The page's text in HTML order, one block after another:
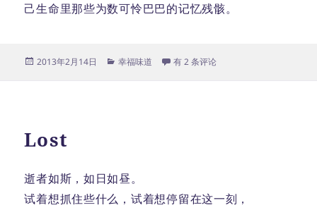
己生命里那些为数可怜巴巴的记忆残骸。
发
2013年2月14日
分
幸福味道 情人劫
有 2 条评论
Lost
逝者如斯，如日如昼。
试着想抓住些什么，试着想停留在这一刻，